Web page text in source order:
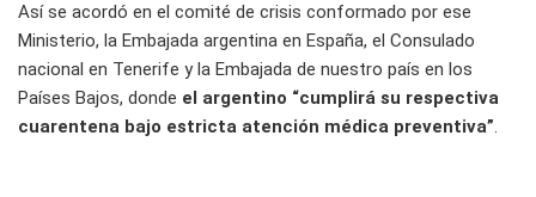
Así se acordó en el comité de crisis conformado por ese
Ministerio, la Embajada argentina en España, el Consulado
nacional en Tenerife y la Embajada de nuestro país en los
Países Bajos, donde el argentino “cumplirá su respectiva
cuarentena bajo estricta atención médica preventiva”.